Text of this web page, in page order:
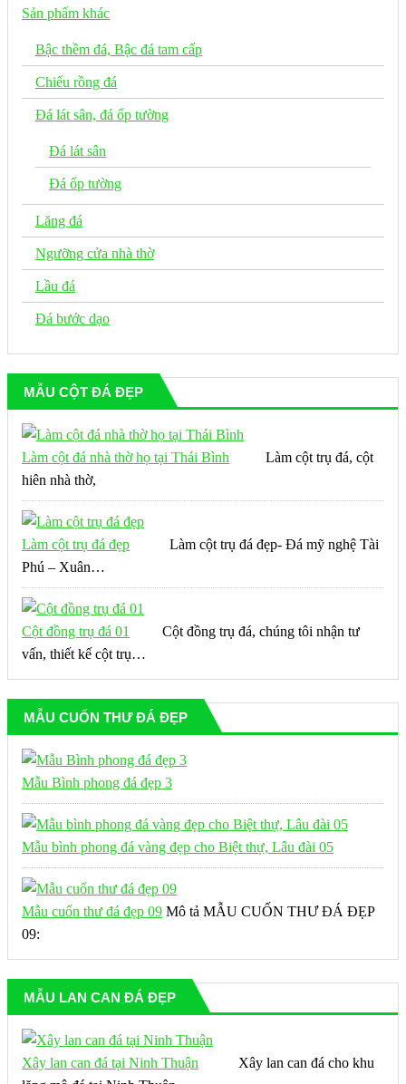
Sản phẩm khác
Bậc thềm đá, Bậc đá tam cấp
Chiếu rồng đá
Đá lát sân, đá ốp tường
Đá lát sân
Đá ốp tường
Lăng đá
Ngưỡng cửa nhà thờ
Lầu đá
Đá bước dạo
MẪU CỘT ĐÁ ĐẸP
Làm cột đá nhà thờ họ tại Thái Bình Làm cột trụ đá, cột
hiên nhà thờ,
Làm cột trụ đá đẹp Làm cột trụ đá đẹp- Đá mỹ nghệ Tài
Phú – Xuân…
Cột đồng trụ đá 01
Cột đồng trụ đá, chúng tôi nhận tư
vấn, thiết kế cột trụ…
MẪU CUỐN THƯ ĐÁ ĐẸP
Mẫu Bình phong đá đẹp 3
Mẫu bình phong đá vàng đẹp cho Biệt thự, Lâu đài 05
Mẫu cuốn thư đá đẹp 09 Mô tả MẪU CUỐN THƯ ĐÁ ĐẸP
09:
MẪU LAN CAN ĐÁ ĐẸP
Xây lan can đá tại Ninh Thuận Xây lan can đá cho khu